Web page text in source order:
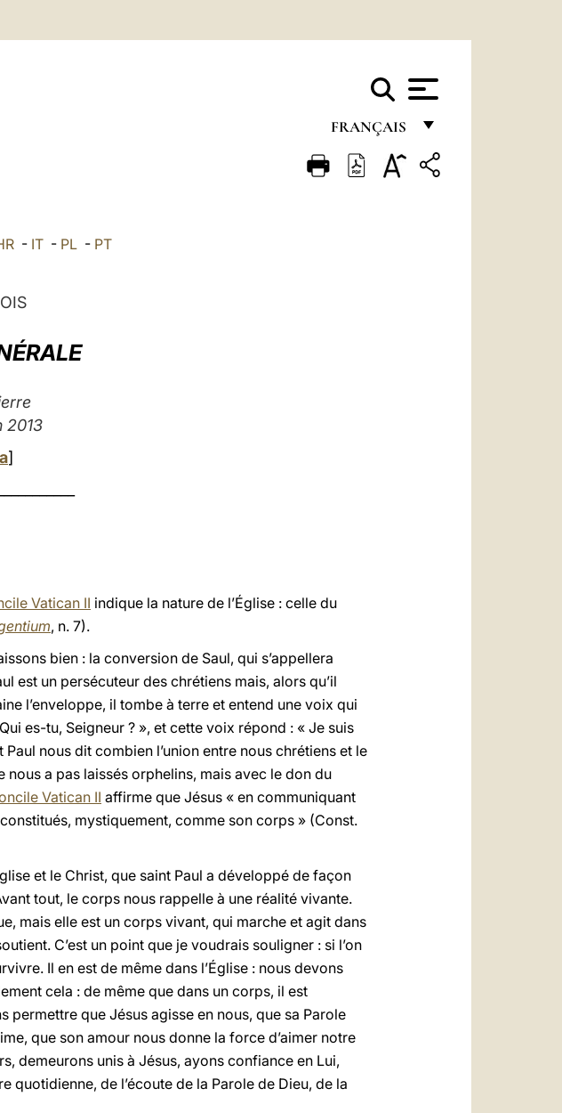
FRANÇAIS
FRANÇAIS
- IT- PL- PT
2013
]
Vatican II indique la nature de l’Église : celle du
, n. 7).
bien : la conversion de Saul, qui s’appellera
est un persécuteur des chrétiens mais, alors qu’il
l’enveloppe, il tombe à terre et entend une voix qui
es-tu, Seigneur ? », et cette voix répond : « Je suis
nous dit combien l’union entre nous chrétiens et le
a pas laissés orphelins, mais avec le don du
Vatican II affirme que Jésus « en communiquant
mystiquement, comme son corps » (Const.
et le Christ, que saint Paul a développé de façon
tout, le corps nous rappelle à une réalité vivante.
mais elle est un corps vivant, qui marche et agit dans
C’est un point que je voudrais souligner : si l’on
Il en est de même dans l’Église : nous devons
cela : de même que dans un corps, il est
permettre que Jésus agisse en nous, que sa Parole
que son amour nous donne la force d’aimer notre
demeurons unis à Jésus, ayons confiance en Lui,
de l’écoute de la Parole de Dieu, de la